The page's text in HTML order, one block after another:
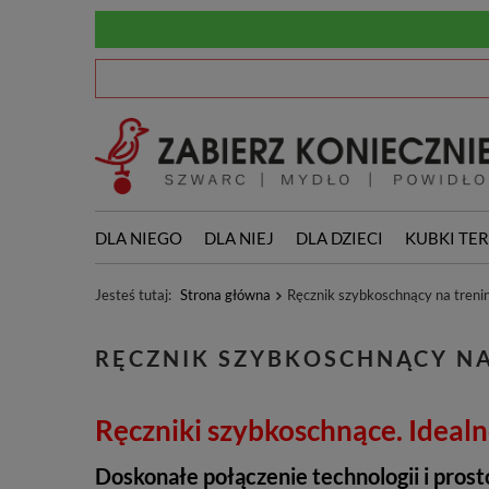
DLA NIEGO DLA NIEJ DLA DZIECI KUBKI
Jesteś tutaj: Strona główna Ręcznik szybkoschnący na
RĘCZNIK SZYBKOSCHNĄCY
Ręczniki szybkoschnące.
Doskonałe połączenie technologii i